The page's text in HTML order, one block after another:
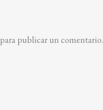
para publicar un comentario.